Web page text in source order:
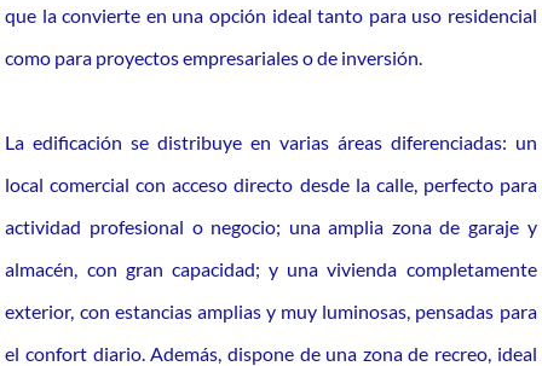
que la convierte en una opción ideal tanto para uso residencial
como para proyectos empresariales o de inversión.
La edificación se distribuye en varias áreas diferenciadas: un
local comercial con acceso directo desde la calle, perfecto para
actividad profesional o negocio; una amplia zona de garaje y
almacén, con gran capacidad; y una vivienda completamente
exterior, con estancias amplias y muy luminosas, pensadas para
el confort diario. Además, dispone de una zona de recreo, ideal